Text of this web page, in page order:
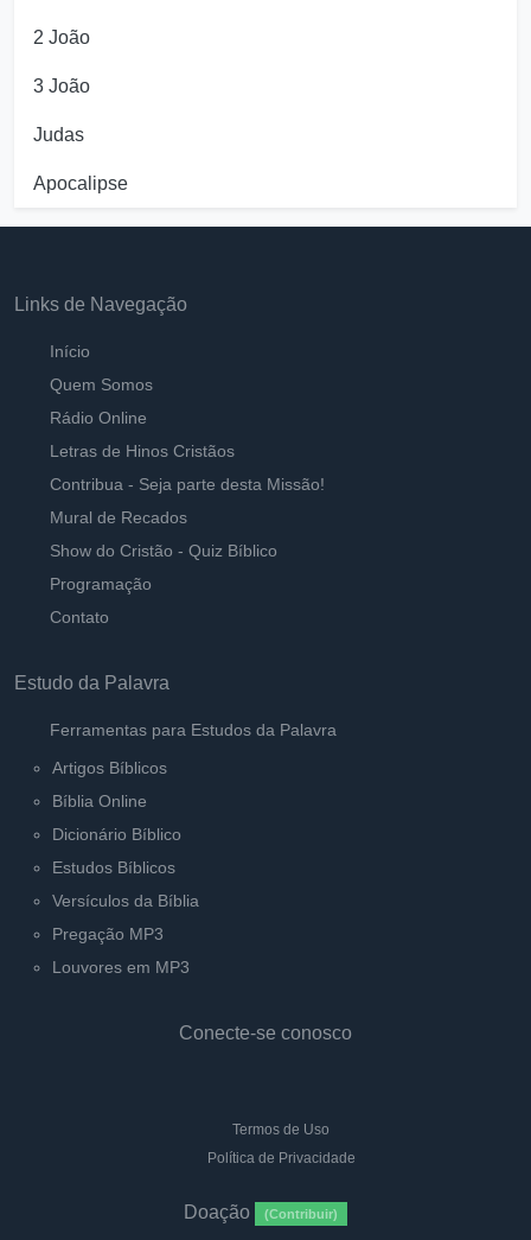
2 João
3 João
Judas
Apocalipse
Links de Navegação
Início
Quem Somos
Rádio Online
Letras de Hinos Cristãos
Contribua - Seja parte desta Missão!
Mural de Recados
Show do Cristão - Quiz Bíblico
Programação
Contato
Estudo da Palavra
Ferramentas para Estudos da Palavra
Artigos Bíblicos
Bíblia Online
Dicionário Bíblico
Estudos Bíblicos
Versículos da Bíblia
Pregação MP3
Louvores em MP3
Conecte-se conosco
Termos de Uso
Política de Privacidade
Doação (Contribuir)